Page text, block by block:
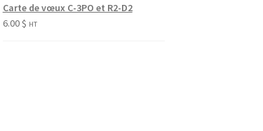
Carte de vœux C-3PO et R2-D2
6.00$ HT